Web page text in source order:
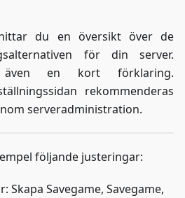
du en översikt över de
för din server.
även en kort förklaring.
rekommenderas
serveradministration.
följande justeringar:
Skapa Savegame, Savegame,